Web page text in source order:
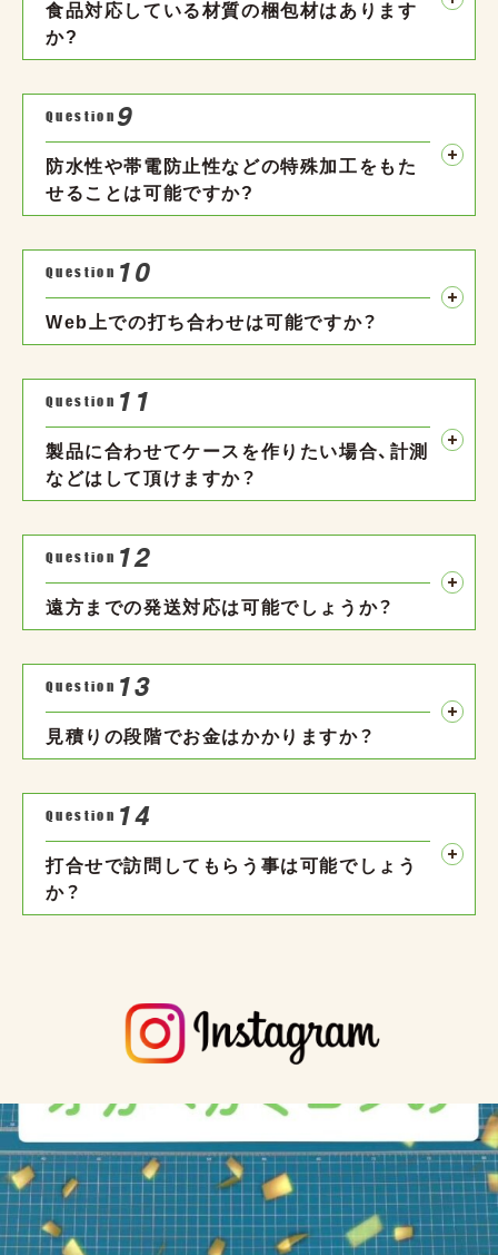
食品対応している材質の梱包材はあります
か?
Question 9
防水性や帯電防止性などの特殊加工をもた
せることは可能ですか?
Question 10
Web上での打ち合わせは可能ですか？
Question 11
製品に合わせてケースを作りたい場合、計測
などはして頂けますか？
Question 12
遠方までの発送対応は可能でしょうか？
Question 13
見積りの段階でお金はかかりますか？
Question 14
打合せで訪問してもらう事は可能でしょう
か？